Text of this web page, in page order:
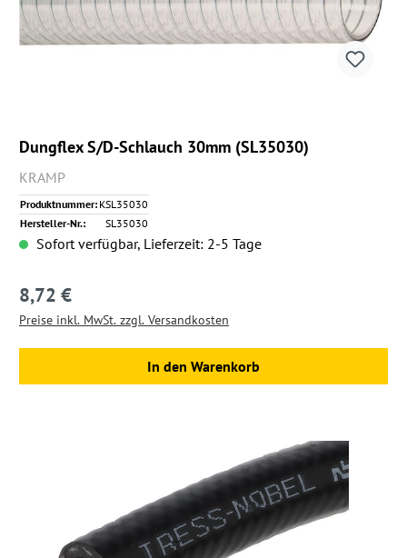
Dungflex S/D-Schlauch 30mm (SL35030)
KRAMP
Produktnummer: KSL35030
Hersteller-Nr.:
SL35030
Sofort verfügbar, Lieferzeit: 2-5 Tage
Regulärer Preis:
8,72 €
Preise inkl. MwSt. zzgl. Versandkosten
In den Warenkorb